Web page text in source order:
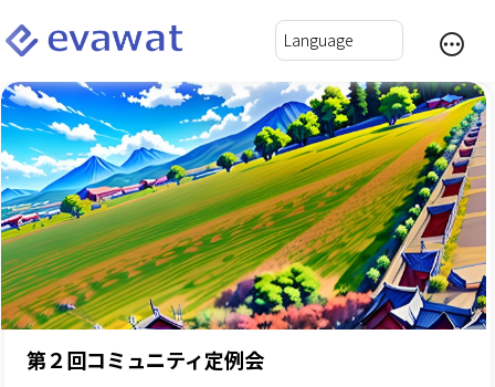
第２回コミュニティ定例会